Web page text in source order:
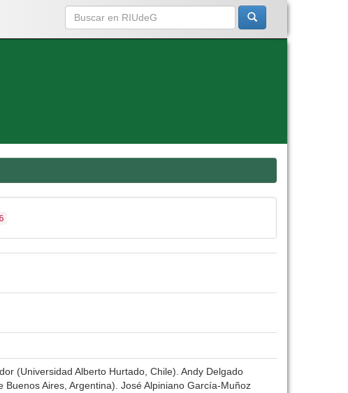
(Universidad Alberto Hurtado, Chile). Andy Delgado
Aires, Argentina). José Alpiniano García-Muñoz